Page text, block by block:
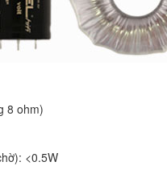
8 ohm)
<0.5W